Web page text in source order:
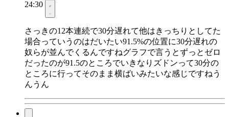
24:30
さっきの12本連続で30分遅れて他はきっちりとしてた
場合っていうのはだいたい91.5%の位置に30分遅れの
奴らが並んでくるんですねグラフで言うとずっとゼロ
だったのが91.5のところでいきなりズドンって30分の
ところに行ってそのまま横ばいみたいな感じですねう
んうん